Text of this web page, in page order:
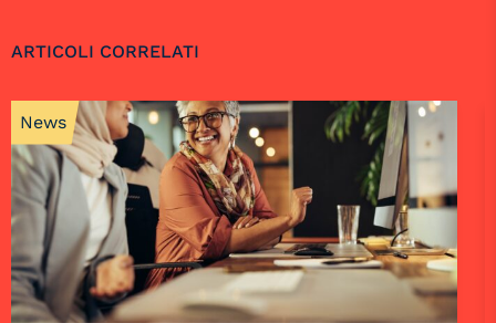
ARTICOLI CORRELATI
News